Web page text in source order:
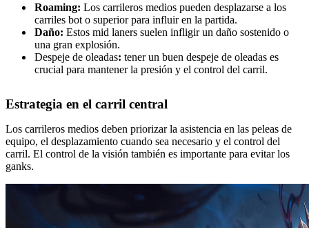
Roaming: Los carrileros medios pueden desplazarse a los
carriles bot o superior para influir en la partida.
Daño: Estos mid laners suelen infligir un daño sostenido o
una gran explosión.
Despeje de oleadas: tener un buen despeje de oleadas es
crucial para mantener la presión y el control del carril.
Estrategia en el carril central
Los carrileros medios deben priorizar la asistencia en las peleas de
equipo, el desplazamiento cuando sea necesario y el control del
carril. El control de la visión también es importante para evitar los
ganks.